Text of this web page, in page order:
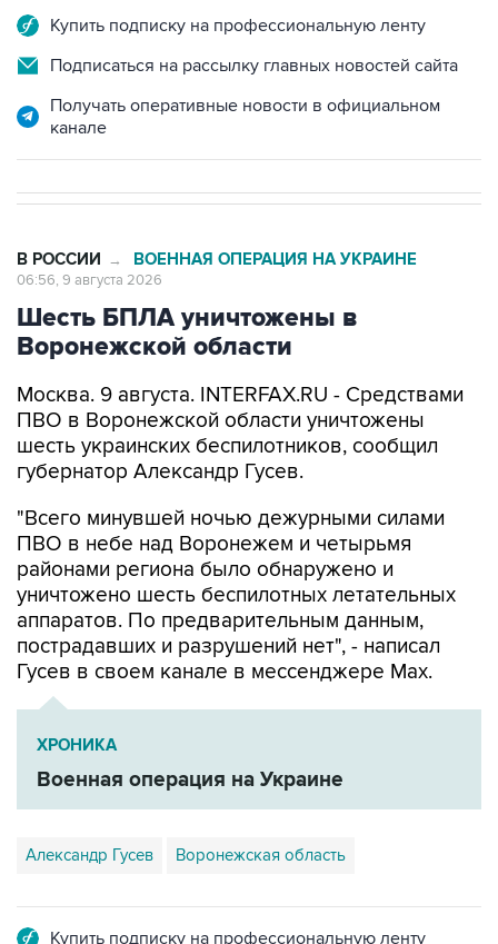
Подписаться на рассылку главных новостей сайта
Получать оперативные новости в официальном
Шесть БПЛА уничтожены в
Воронежской области
Москва. 9 августа. INTERFAX.RU - Средствами
шесть украинских беспилотников, сообщил
губернатор Александр Гусев.
"Всего минувшей ночью дежурными силами
районами региона было обнаружено и
уничтожено шесть беспилотных летательных
аппаратов. По предварительным данным,
пострадавших и разрушений нет", - написал
Гусев в своем канале в мессенджере Max.
ХРОНИКА
Военная операция на Украине
Александр Гусев Воронежская область
Подписаться на рассылку главных новостей сайта